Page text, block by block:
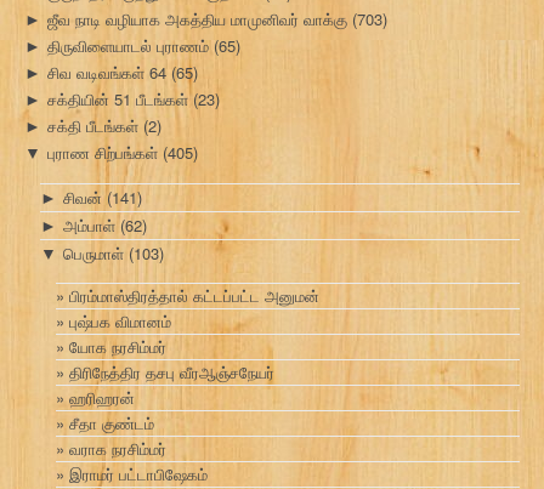
► ஜீவ நாடி வழியாக அகத்திய மாமுனிவர் வாக்கு (703)
► திருவிளையாடல் புராணம் (65)
► சிவ வடிவங்கள் 64 (65)
► சக்தியின் 51 பீடங்கள்(23)
► சக்தி பீடங்கள் (2)
▼ புராண சிற்பங்கள் (405)
► சிவன் (141)
► அம்பாள்(62)
▼ பெருமாள் (103)
பிரம்மாஸ்திரத்தால் கட்டப்பட்ட அனுமன்
புஷ்பக விமானம்
யோக நரசிம்மர்
திரிநேத்திர தசபு வீரஆஞ்சநேயர்
ஹரிஹரன்
சீதா குண்டம்
வராக நரசிம்மர்
இராமர் பட்டாபிஷேகம்